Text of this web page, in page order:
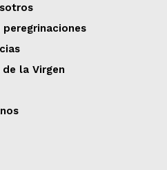
peregrinaciones
de la Virgen